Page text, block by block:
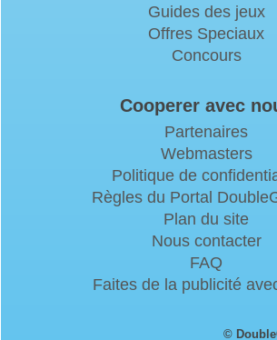
Guides des jeux
Offres Speciaux
Concours
Cooperer avec
Partenaires
Webmasters
Politique de
Règles du Portal
Plan du site
Nous contacter
FAQ
Faites de la publicité
©